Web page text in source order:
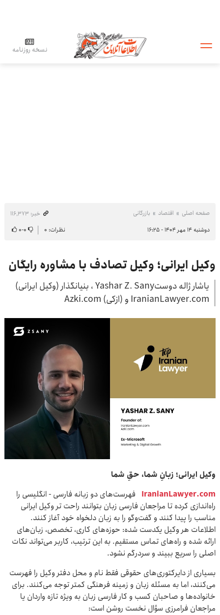
نسخه روزنامه
صفحه اصلی اقتصاد بازرگانی
خبر: ۱۱۶٬۳۷۳
دوشنبه ۱۴ مهر ۱۴۰۴ - ۱۶:۲۵
نظرات: ۰ ۰-۰
وکیل ایرانی؛ وکیل تصادف با مشاوره رایگان
یاشار ژاله ‌دوستYashar Z. Sany ، بنیانگذار (وکیل ایرانی)
IranianLawyer.com و (ازکی) Azki.com
وکیل ایرانی؛ زبانِ شما، حقِ شما
IranianLawyer.com فهرست‌های دو زبانه فارسی - انگلیسی را
راه‌اندازی کرده تا مراجعان فارسی ‌زبان بتوانند راحت ‌تر وکیل ایرانی
مناسب را پیدا کنند و گفت‌وگو را به زبان دلخواه خود آغاز کنند.
اطلاعات هر وکیل یکدست شده: حوزه‌های کاری، تخصص، زبان‌های
ارائه ‌شده و راه‌های تماس مستقیم. به این ترتیب، کاربر می‌تواند نکات
اصلی را سریع ببیند و سردرگم نشود.
بسیاری از دایرکتوری‌های حقوقی فقط نام و محل دفتر وکیل را فهرست
می‌کنند، اما به مسئله زبان و زمینه فرهنگی کمتر توجه می‌کنند. برای
خانواده‌ها و صاحبان کسب ‌و کار فارسی ‌زبان به ‌ویژه تازه‌ واردان یا
مراجعان فرامرزی سؤال نخست روشن است: